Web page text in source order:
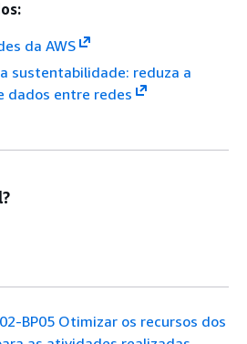
da AWS
sustentabilidade: reduza a
dados entre redes
BP05 Otimizar os recursos dos